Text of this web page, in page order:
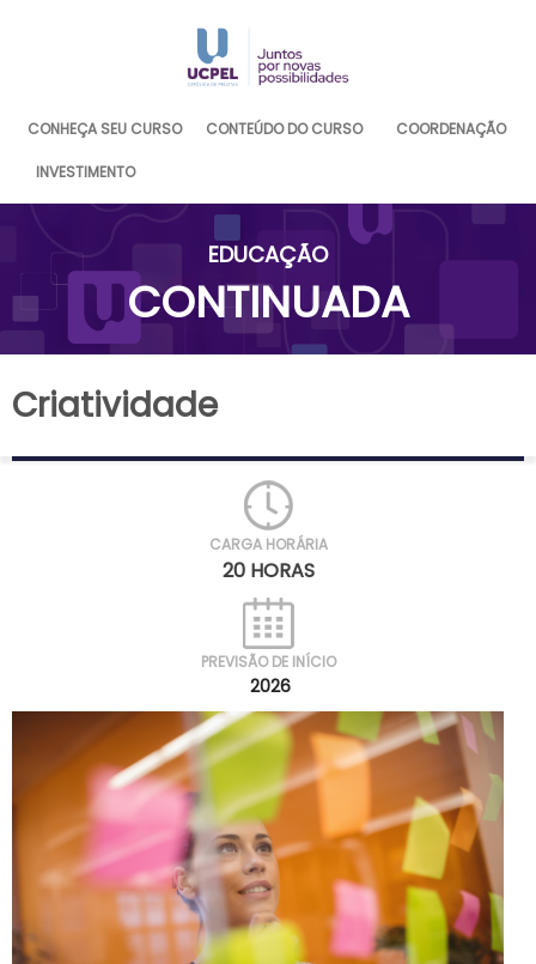
CONHEÇA SEU CURSO CONTEÚDO DO CURSO COORDENAÇÃO
INVESTIMENTO
EDUCAÇÃO
CONTINUADA
Criatividade
CARGA HORÁRIA
20 HORAS
PREVISÃO DE INÍCIO
2026